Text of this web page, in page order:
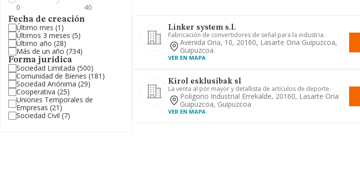
Fecha de creación
Último mes (1)
Últimos 3 meses (5)
Último año (28)
Más de un año (734)
Forma jurídica
Sociedad Limitada (500)
Comunidad de Bienes (181)
Sociedad Anónima (29)
Cooperativa (25)
Uniones Temporales de
Empresas (21)
Sociedad Civil (7)
Linker system s.l.
Fabricación de convertidores de señal para la industria.
Avenida Oria, 10, 20160, Lasarte Oria Guipuzcoa,
Guipuzcoa
VER EN MAPA
Kirol esklusibak sl
La venta al por mayor y detallista de artículos de deporte.
Poligono Industrial Errekalde, 20160, Lasarte Oria
Guipuzcoa, Guipuzcoa
VER EN MAPA